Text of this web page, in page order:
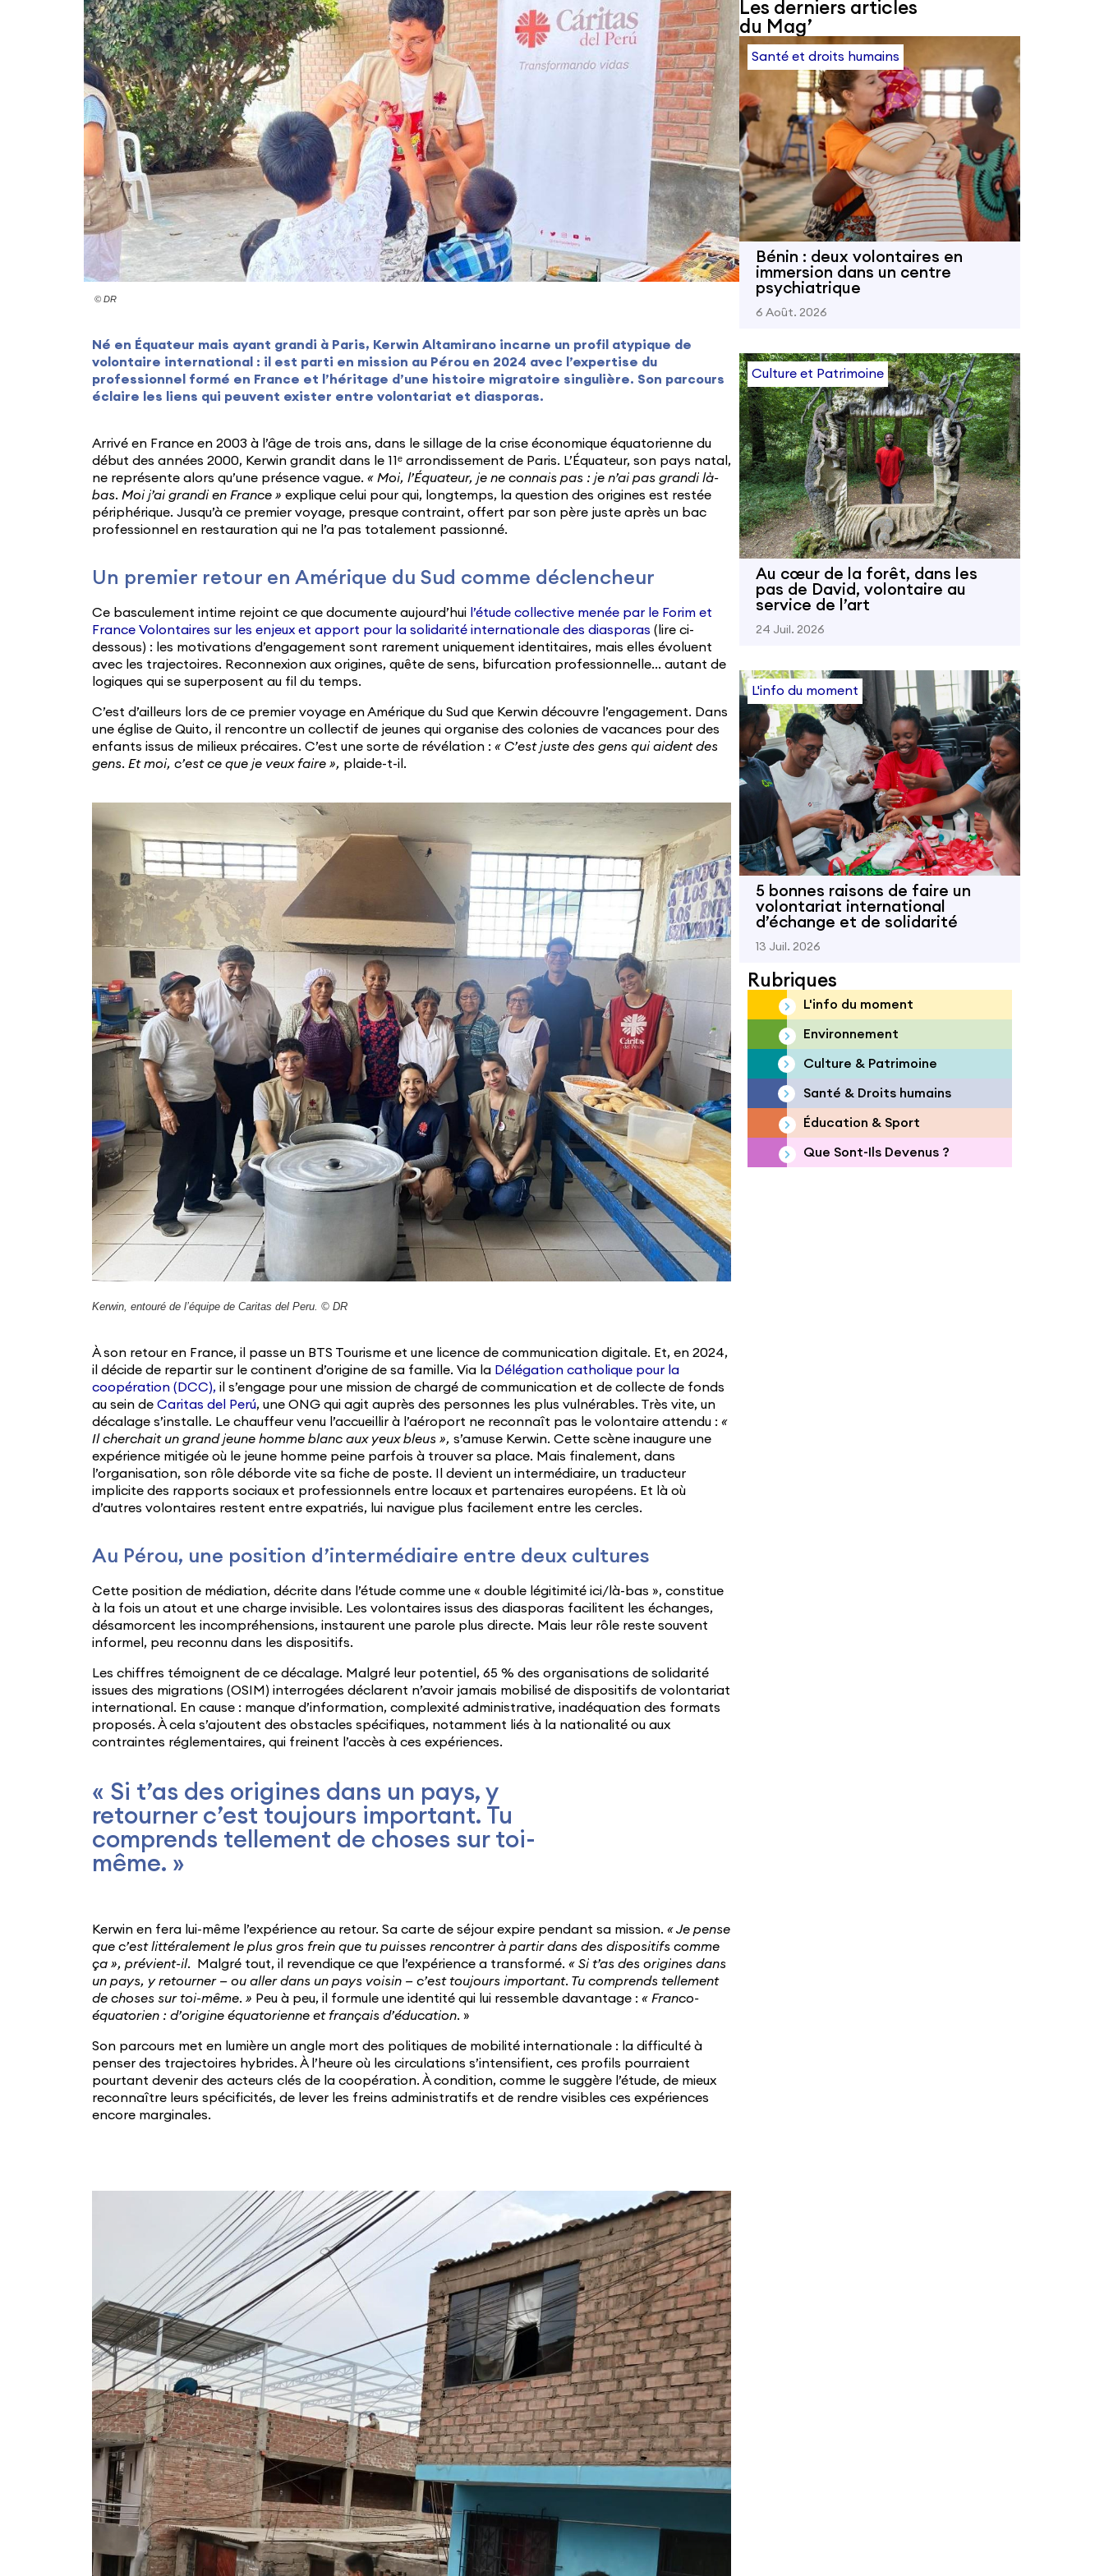
© DR
Né en Équateur mais ayant grandi à Paris, Kerwin Altamirano incarne un profil atypique de
volontaire international : il est parti en mission au Pérou en 2024 avec l’expertise du
professionnel formé en France et l’héritage d’une histoire migratoire singulière. Son parcours
éclaire les liens qui peuvent exister entre volontariat et diasporas.
Arrivé en France en 2003 à l’âge de trois ans, dans le sillage de la crise économique équatorienne du
début des années 2000, Kerwin grandit dans le 11ᵉ arrondissement de Paris. L’Équateur, son pays natal,
ne représente alors qu’une présence vague. « Moi, l’Équateur, je ne connais pas : je n’ai pas grandi là-
bas. Moi j’ai grandi en France » explique celui pour qui, longtemps, la question des origines est restée
périphérique. Jusqu’à ce premier voyage, presque contraint, offert par son père juste après un bac
professionnel en restauration qui ne l’a pas totalement passionné.
Un premier retour en Amérique du Sud comme déclencheur
Ce basculement intime rejoint ce que documente aujourd’hui l’étude collective menée par le Forim et
France Volontaires sur les enjeux et apport pour la solidarité internationale des diasporas (lire ci-
dessous) : les motivations d’engagement sont rarement uniquement identitaires, mais elles évoluent
avec les trajectoires. Reconnexion aux origines, quête de sens, bifurcation professionnelle… autant de
logiques qui se superposent au fil du temps.
C’est d’ailleurs lors de ce premier voyage en Amérique du Sud que Kerwin découvre l’engagement. Dans
une église de Quito, il rencontre un collectif de jeunes qui organise des colonies de vacances pour des
enfants issus de milieux précaires. C’est une sorte de révélation : « C’est juste des gens qui aident des
gens. Et moi, c’est ce que je veux faire », plaide-t-il.
Kerwin, entouré de l’équipe de Caritas del Peru. © DR
À son retour en France, il passe un BTS Tourisme et une licence de communication digitale. Et, en 2024,
il décide de repartir sur le continent d’origine de sa famille. Via la Délégation catholique pour la
coopération (DCC), il s’engage pour une mission de chargé de communication et de collecte de fonds
au sein de Caritas del Perú, une ONG qui agit auprès des personnes les plus vulnérables. Très vite, un
décalage s’installe. Le chauffeur venu l’accueillir à l’aéroport ne reconnaît pas le volontaire attendu : «
Il cherchait un grand jeune homme blanc aux yeux bleus », s’amuse Kerwin. Cette scène inaugure une
expérience mitigée où le jeune homme peine parfois à trouver sa place. Mais finalement, dans
l’organisation, son rôle déborde vite sa fiche de poste. Il devient un intermédiaire, un traducteur
implicite des rapports sociaux et professionnels entre locaux et partenaires européens. Et là où
d’autres volontaires restent entre expatriés, lui navigue plus facilement entre les cercles.
Au Pérou, une position d’intermédiaire entre deux cultures
Cette position de médiation, décrite dans l’étude comme une « double légitimité ici/là-bas », constitue
à la fois un atout et une charge invisible. Les volontaires issus des diasporas facilitent les échanges,
désamorcent les incompréhensions, instaurent une parole plus directe. Mais leur rôle reste souvent
informel, peu reconnu dans les dispositifs.
Les chiffres témoignent de ce décalage. Malgré leur potentiel, 65 % des organisations de solidarité
issues des migrations (OSIM) interrogées déclarent n’avoir jamais mobilisé de dispositifs de volontariat
international. En cause : manque d’information, complexité administrative, inadéquation des formats
proposés. À cela s’ajoutent des obstacles spécifiques, notamment liés à la nationalité ou aux
contraintes réglementaires, qui freinent l’accès à ces expériences.
« Si t’as des origines dans un pays, y
retourner c’est toujours important. Tu
comprends tellement de choses sur toi-
même. »
Kerwin en fera lui-même l’expérience au retour. Sa carte de séjour expire pendant sa mission. « Je pense
que c’est littéralement le plus gros frein que tu puisses rencontrer à partir dans des dispositifs comme
ça », prévient-il.
Malgré tout, il revendique ce que l’expérience a transformé. « Si t’as des origines dans
un pays, y retourner — ou aller dans un pays voisin — c’est toujours important. Tu comprends tellement
de choses sur toi-même. » Peu à peu, il formule une identité qui lui ressemble davantage : « Franco-
équatorien : d’origine équatorienne et français d’éducation. »
Son parcours met en lumière un angle mort des politiques de mobilité internationale : la difficulté à
penser des trajectoires hybrides. À l’heure où les circulations s’intensifient, ces profils pourraient
pourtant devenir des acteurs clés de la coopération. À condition, comme le suggère l’étude, de mieux
reconnaître leurs spécificités, de lever les freins administratifs et de rendre visibles ces expériences
encore marginales.
Les derniers articles
du Mag’
Santé et droits humains
Bénin : deux volontaires en
immersion dans un centre
psychiatrique
6 Août. 2026
Culture et Patrimoine
Au cœur de la forêt, dans les
pas de David, volontaire au
service de l’art
24 Juil. 2026
L'info du moment
5 bonnes raisons de faire un
volontariat international
d’échange et de solidarité
13 Juil. 2026
Rubriques
L'info du moment
Environnement
Culture & Patrimoine
Santé & Droits humains
Éducation & Sport
Que Sont-Ils Devenus ?